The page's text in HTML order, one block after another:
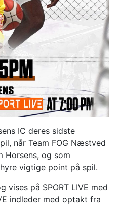
IC deres sidste
når Team FOG Næstved
Horsens, og som
vigtige point på spil.
vises på SPORT LIVE med
indleder med optakt fra